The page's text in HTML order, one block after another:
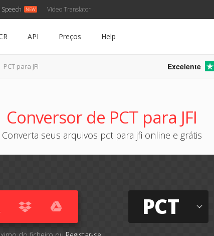
Video Translator
API Preços Help
PCT para JFI Excelente
Conversor de PCT para JFI
Converta seus arquivos pct para jfi online e grátis
PCT